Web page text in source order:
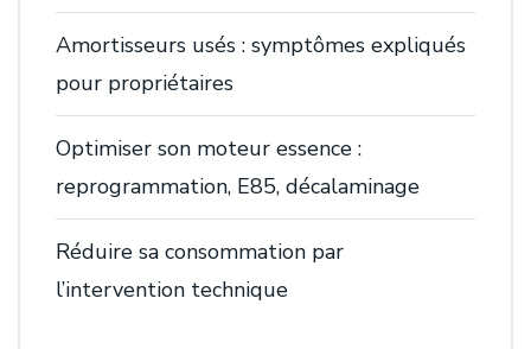
Amortisseurs usés : symptômes expliqués
pour propriétaires
Optimiser son moteur essence :
reprogrammation, E85, décalaminage
Réduire sa consommation par
l’intervention technique